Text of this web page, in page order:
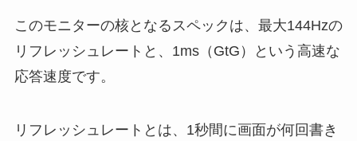
このモニターの核となるスペックは、最大144Hzの
リフレッシュレートと、1ms（GtG）という高速な
応答速度です。
リフレッシュレートとは、1秒間に画面が何回書き